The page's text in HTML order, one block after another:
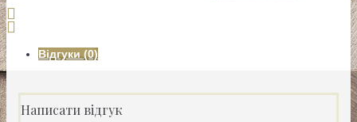
Відгуки (0)
Написати відгук